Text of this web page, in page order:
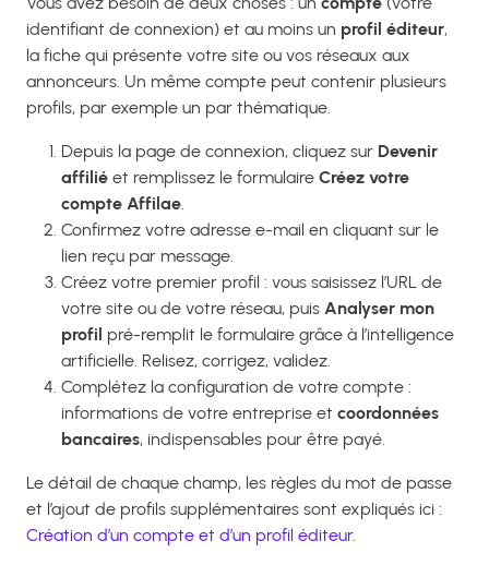
identifiant de connexion) et au moins un profil éditeur,
la fiche qui présente votre site ou vos réseaux aux
annonceurs. Un même compte peut contenir plusieurs
profils, par exemple un par thématique.
Depuis la page de connexion, cliquez sur Devenir
affilié et remplissez le formulaire Créez votre
compte Affilae.
Confirmez votre adresse e-mail en cliquant sur le
lien reçu par message.
Créez votre premier profil : vous saisissez l’URL de
votre site ou de votre réseau, puis Analyser mon
profil pré-remplit le formulaire grâce à l’intelligence
artificielle. Relisez, corrigez, validez.
Complétez la configuration de votre compte :
informations de votre entreprise et coordonnées
bancaires, indispensables pour être payé.
Le détail de chaque champ, les règles du mot de passe
et l’ajout de profils supplémentaires sont expliqués ici :
Création d’un compte et d’un profil éditeur.